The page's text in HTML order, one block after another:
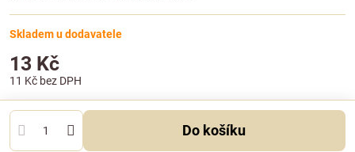
Skladem u dodavatele
13 Kč
11 Kč bez DPH
Do košíku